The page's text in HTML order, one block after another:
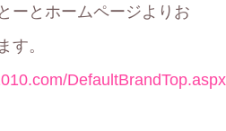
ーとホームページよりお
す。